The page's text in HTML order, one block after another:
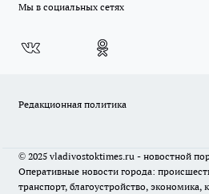
Мы в социальных сетях
Редакционная политика
© 2025 vladivostoktimes.ru - новостной
Оперативные новости города:
транспорт, благоустройство, экономика,